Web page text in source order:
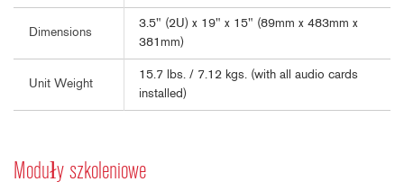
Dimensions
3.5" (2U) x 19" x 15" (89mm x 483mm x
381mm)
Unit Weight
15.7 lbs. / 7.12 kgs. (with all audio cards
installed)
Moduły szkoleniowe